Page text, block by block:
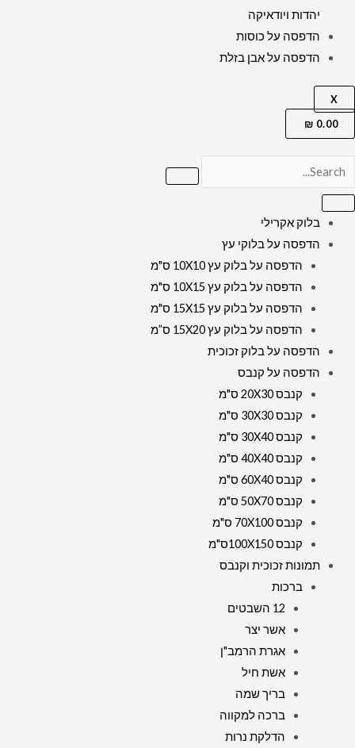
יהדות ויודאיקה
הדפסה על כוסות
הדפסה על אבן בזלת
X
0.00
₪
בלוק אקרילי
הדפסה על בלוקי עץ
הדפסה על בלוק עץ 10X10 ס"מ
הדפסה על בלוק עץ 10X15 ס"מ
הדפסה על בלוק עץ 15X15 ס"מ
הדפסה על בלוק עץ 15X20 ס”מ
הדפסה על בלוק זכוכית
הדפסה על קנבס
קנבס 20X30 ס"מ
קנבס 30X30 ס"מ
קנבס 30X40 ס"מ
קנבס 40X40 ס"מ
קנבס 60X40 ס"מ
קנבס 50X70 ס"מ
קנבס 70X100 ס"מ
קנבס 100X150ס"מ
תמונות זכוכית וקנבס
ברכות
12 השבטים
אשר יצר
אגרת הרמב"ן
אשת חיל
בריך שמה
ברכה למקווה
הדלקת נרות